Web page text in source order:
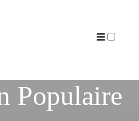
Populaire